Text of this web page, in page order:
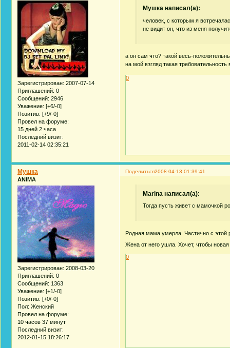
Зарегистрирован: 2007-07-14
Приглашений: 0
Сообщений: 2946
Уважение: [+6/-0]
Позитив: [+9/-0]
Провел на форуме:
15 дней 2 часа
Последний визит:
2011-02-14 02:35:21
Мушка написал(а):
человек, с которым я
не видит он, что из меня
а он сам что? такой весь-
на мой взгляд такая
0
Поделиться2008-04-13 01:39:41
Мушка
ANIMA
Зарегистрирован: 2008-03-20
Приглашений: 0
Сообщений: 1363
Уважение: [+1/-0]
Позитив: [+0/-0]
Пол: Женский
Провел на форуме:
10 часов 37 минут
Последний визит:
2012-01-15 18:26:17
Marina написал(а):
Тогда пусть живет с мамочкой
Родная мама умерла. Частично с этой
Жена от него ушла. Хочет, чтобы
0